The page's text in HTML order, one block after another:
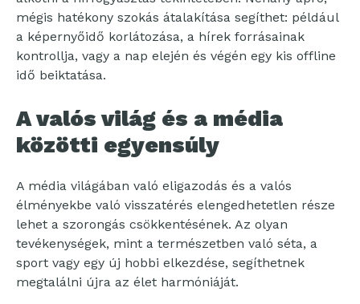
mégis hatékony szokás átalakítása segíthet: például
a képernyőidő korlátozása, a hírek forrásainak
kontrollja, vagy a nap elején és végén egy kis offline
idő beiktatása.
A valós világ és a média
közötti egyensúly
A média világában való eligazodás és a valós
élményekbe való visszatérés elengedhetetlen része
lehet a szorongás csökkentésének. Az olyan
tevékenységek, mint a természetben való séta, a
sport vagy egy új hobbi elkezdése, segíthetnek
megtalálni újra az élet harmóniáját.